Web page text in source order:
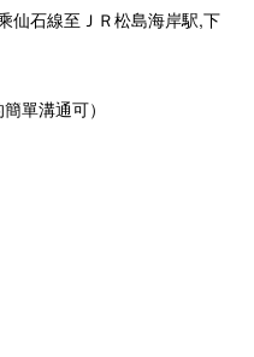
仙石線至ＪＲ松島海岸駅,下
單溝通可）